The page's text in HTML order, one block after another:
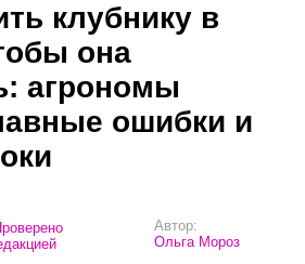
клубнику в
она
агрономы
ошибки и
Автор:
Ольга Мороз